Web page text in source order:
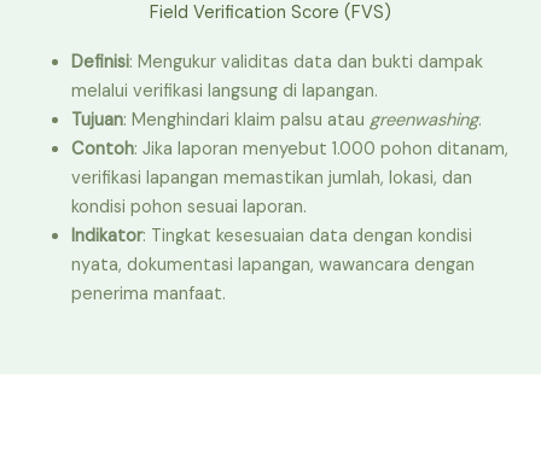
Field Verification Score (FVS)
Definisi: Mengukur validitas data dan bukti dampak
melalui verifikasi langsung di lapangan.
Tujuan: Menghindari klaim palsu atau greenwashing.
Contoh: Jika laporan menyebut 1.000 pohon ditanam,
verifikasi lapangan memastikan jumlah, lokasi, dan
kondisi pohon sesuai laporan.
Indikator: Tingkat kesesuaian data dengan kondisi
nyata, dokumentasi lapangan, wawancara dengan
penerima manfaat.